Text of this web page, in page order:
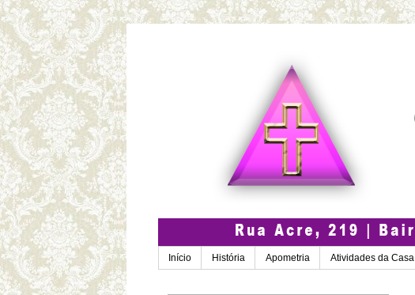
Início História Apometria Atividades da Casa